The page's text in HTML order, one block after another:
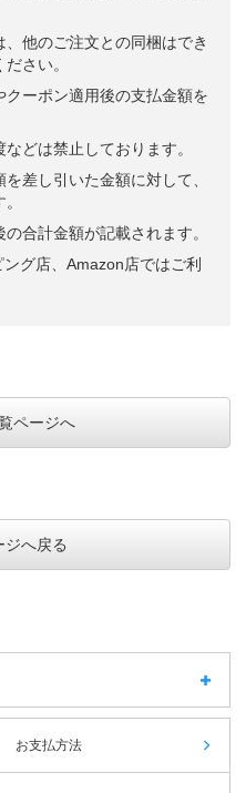
他のご注文との同梱はでき
さい。
ーポン適用後の支払金額を
どは禁止しております。
差し引いた金額に対して、
合計金額が記載されます。
グ店、Amazon店ではご利
ページへ
ジへ戻る
お支払方法